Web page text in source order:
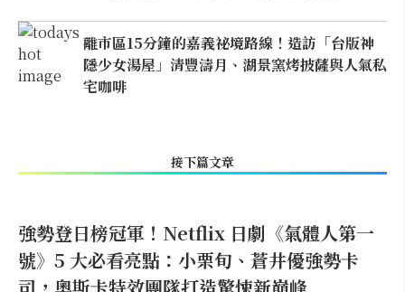
離市區15分鐘的嘉義祕境路線！造訪「台版神
隱少女湯屋」清豐濤月、湖景窯烤披薩與人氣私
宅咖啡
接下篇文章
強勢登日榜冠軍！Netflix 日劇《氣體人第一
號》5 大必看亮點：小栗旬、蒼井優強勢卡